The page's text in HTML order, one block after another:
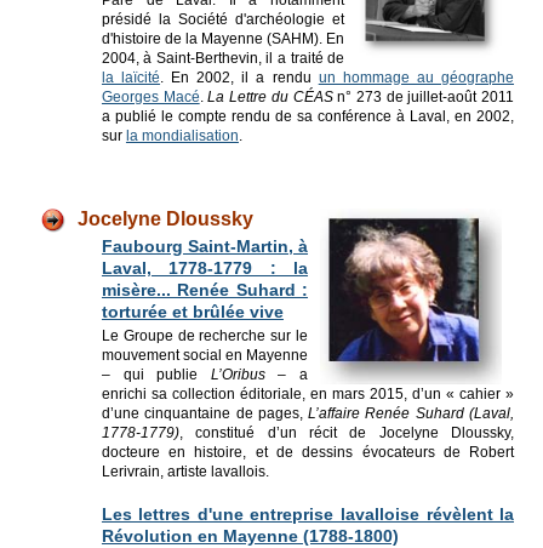
présidé la Société d'archéologie et
d'histoire de la Mayenne (SAHM). En
2004, à Saint-Berthevin, il a traité de
la laïcité. En 2002, il a rendu un hommage au géographe
Georges Macé.La Lettre du CÉASn° 273 de juillet-août 2011
a publié le compte rendu de sa conférence à Laval, en 2002,
sur la mondialisation.
Jocelyne Dloussky
Faubourg Saint-Martin, à
Laval, 1778-1779 : la
misère... Renée Suhard :
torturée et brûlée vive
Le Groupe de recherche sur le
mouvement social en Mayenne
– qui publie L’Oribus– a
enrichi sa collection éditoriale, en mars 2015, d’un « cahier »
d’une cinquantaine de pages,L’affaire Renée Suhard (Laval,
1778-1779), constitué d’un récit de Jocelyne Dloussky,
docteure en histoire, et de dessins évocateurs de Robert
Lerivrain, artiste lavallois.
Les lettres d'une entreprise lavalloise révèlent la
Révolution en Mayenne (1788-1800)